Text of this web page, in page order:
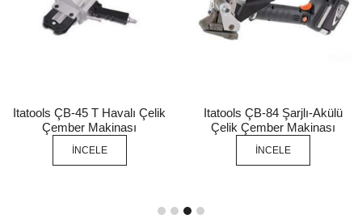
Itatools ÇB-45 T Havalı Çelik
Çember Makinası
İNCELE
Itatools ÇB-84 Şarjlı-Akülü
Çelik Çember Makinası
İNCELE